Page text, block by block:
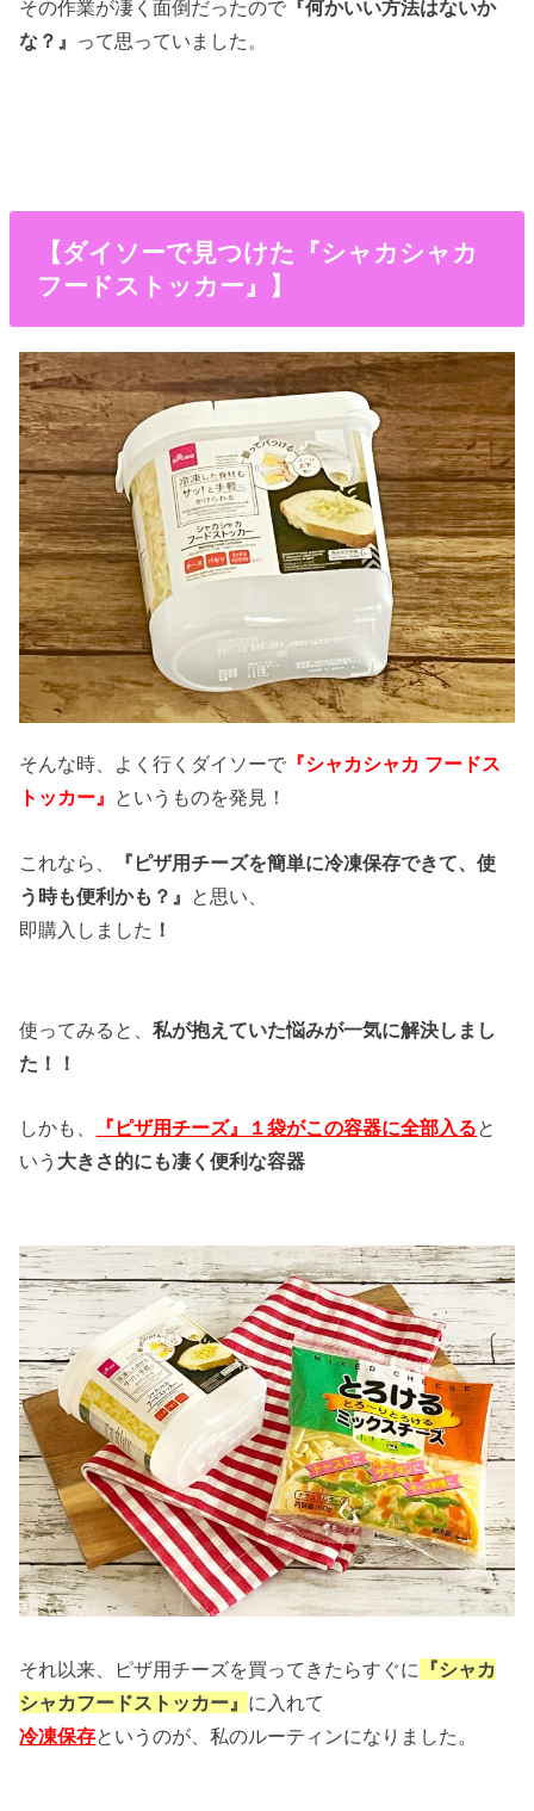
その作業が凄く面倒だったので 『何かいい方法はないか
な？』 って思っていました。
【ダイソーで見つけた『シャカシャカ
フードストッカー』】
そんな時、よく行くダイソーで 『シャカシャカ フードス
トッカー』 というものを発見！
これなら、
『ピザ用チーズを簡単に冷凍保存できて、使
う時も便利かも？』 と思い、
即購入しました ！
使ってみると、私が抱えていた悩みが一気に解決しまし
た！！
しかも、 『ピザ用チーズ』１袋がこの容器に全部入ると
いう 大きさ的にも凄く便利な容器
それ以来、ピザ用チーズを買ってきたらすぐに
『シャカ
シャカフードストッカー』 に入れて
冷凍保存というのが、私のルーティンになりました。